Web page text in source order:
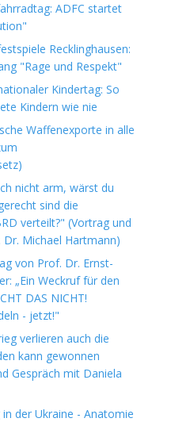
ADFC startet
Recklinghausen:
"Rage und Respekt"
Kindertag: So
Kindern wie nie
Waffenexporte in alle
nicht arm, wärst du
sind die
verteilt?" (Vortrag und
Michael Hartmann)
von Prof. Dr. Ernst-
„Ein Weckruf für den
DAS NICHT!
- jetzt!"
verlieren auch die
kann gewonnen
Gespräch mit Daniela
der Ukraine - Anatomie